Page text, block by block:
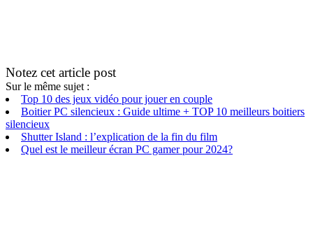
Notez cet article post
Sur le même sujet :
Top 10 des jeux vidéo pour jouer en couple
Boitier PC silencieux : Guide ultime + TOP 10 meilleurs boitiers
silencieux
Shutter Island : l’explication de la fin du film
Quel est le meilleur écran PC gamer pour 2024?